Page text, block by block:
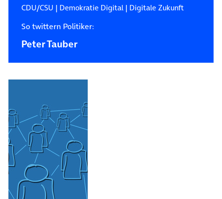
CDU/CSU | Demokratie Digital| Digitale Zukunft
So twittern Politiker:
Peter Tauber